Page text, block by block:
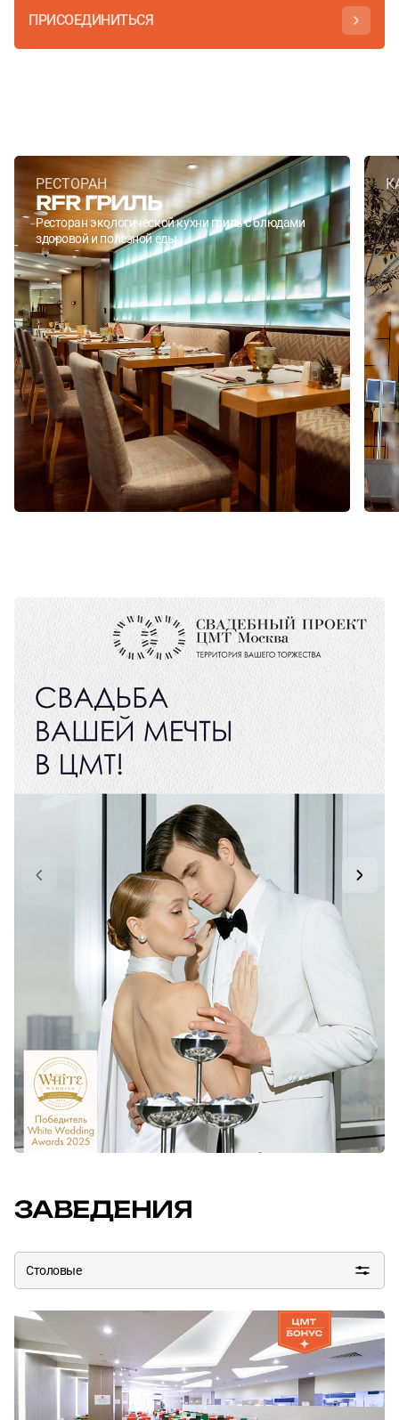
ПРИСОЕДИНИТЬСЯ
РЕСТОРАН
RFR ГРИЛЬ
Ресторан экологической кухни гриль с блюдами
здоровой и полезной еды
ЗАВЕДЕНИЯ
Столовые